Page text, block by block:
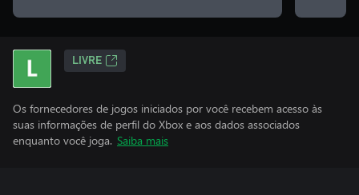
LIVRE
Os fornecedores de jogos iniciados por você recebem acesso às
suas informações de perfil do Xbox e aos dados associados
enquanto você joga. Saiba mais